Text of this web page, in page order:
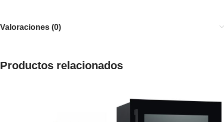
Valoraciones (0)
Productos relacionados